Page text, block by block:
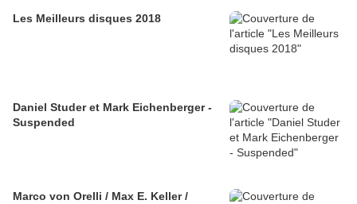
Les Meilleurs disques 2018
Daniel Studer et Mark Eichenberger -
Suspended
Marco von Orelli / Max E. Keller /